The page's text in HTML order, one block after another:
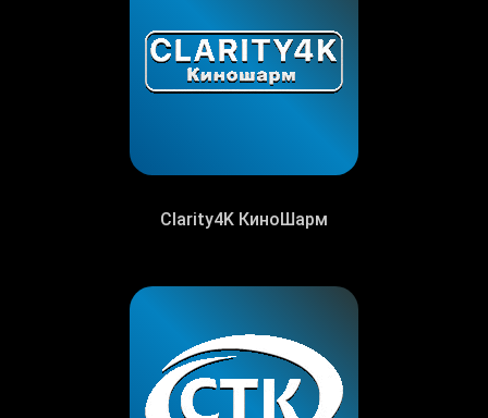
Clarity4K КиноШарм